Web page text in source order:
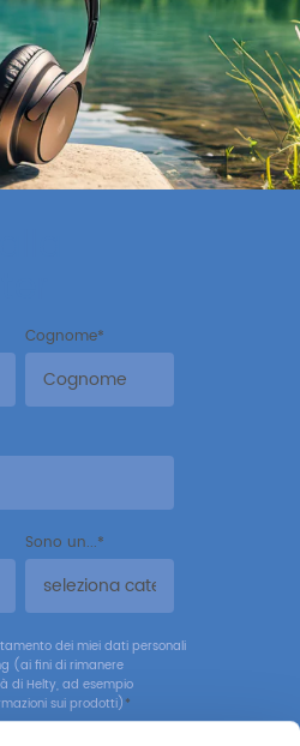
Cognome*
Sono un...*
dei miei dati personali
(ai fini di rimanere
di Helty, ad esempio
sui prodotti)*